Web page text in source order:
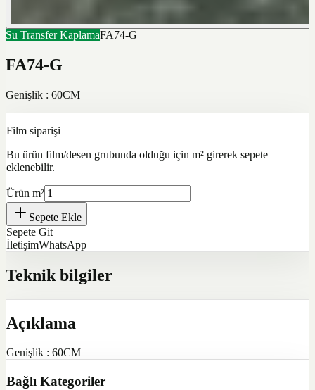
Su Transfer KaplamaFA74-G
FA74-G
Genişlik : 60CM
Film siparişi
Bu ürün film/desen grubunda olduğu için m² girerek sepete
eklenebilir.
Ürün m²
Sepete Ekle
Sepete Git
İletişimWhatsApp
Teknik bilgiler
Açıklama
Genişlik : 60CM
Bağlı Kategoriler